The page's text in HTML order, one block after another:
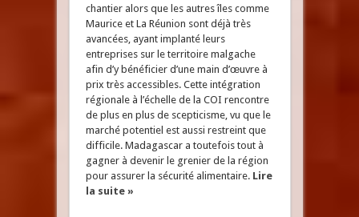
chantier alors que les autres îles comme
Maurice et La Réunion sont déjà très
avancées, ayant implanté leurs
entreprises sur le territoire malgache
afin d’y bénéficier d’une main d’œuvre à
prix très accessibles. Cette intégration
régionale à l’échelle de la COI rencontre
de plus en plus de scepticisme, vu que le
marché potentiel est aussi restreint que
difficile. Madagascar a toutefois tout à
gagner à devenir le grenier de la région
pour assurer la sécurité alimentaire. Lire
la suite »